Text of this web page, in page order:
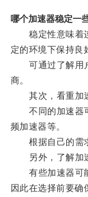
哪个加速器稳定一
稳定性意味着连
定的环境下保持良
可通过了解用户
商。
其次，看重加速
不同的加速器可
频加速器等。
根据自己的需求
另外，了解加速
有些加速器可能
因此在选择前要确